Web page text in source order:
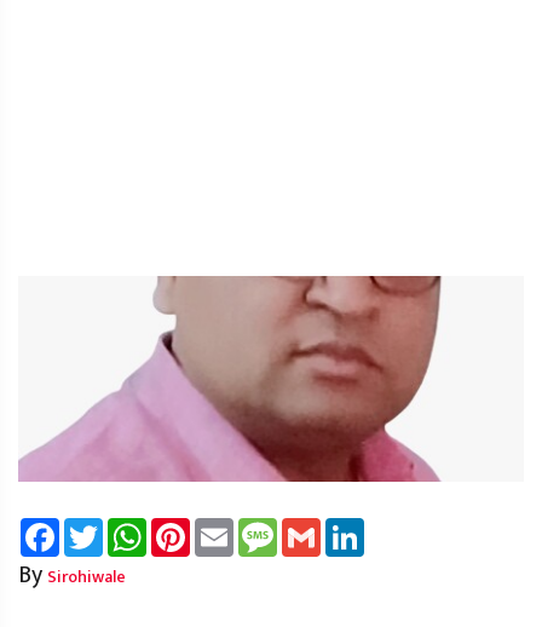
FacebookTwitterWhatsAppPinterest
Email Message
Gmail
By Sirohiwale